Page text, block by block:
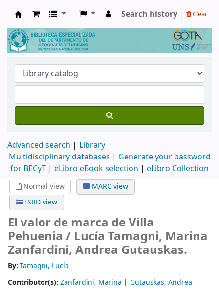
Biblioteca de Geografía y Turismo
Search history Clear
Advanced search
Library
Multidisciplinary databases | Generate your password
for BECyT | eLibro eBook selection | eLibro Collection
Normal view
MARC view
ISBD view
El valor de marca de Villa
Pehuenia / Lucía Tamagni, Marina
Zanfardini, Andrea Gutauskas.
By:Tamagni, Lucía
Contributor(s): Zanfardini, Marina
Gutauskas, Andrea